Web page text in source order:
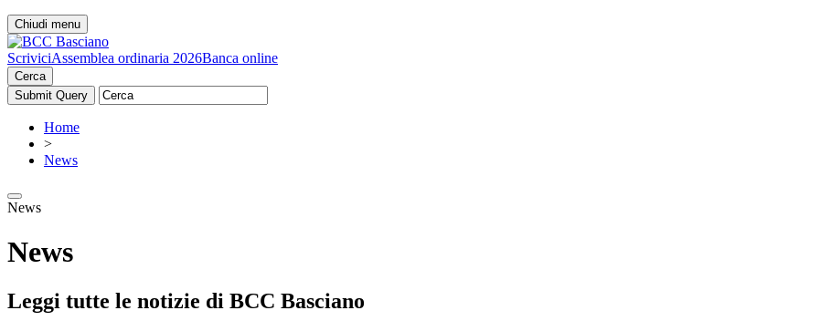
Chiudi menu
ScriviciAssemblea ordinaria 2026Banca online
Cerca
Home
>
News
News
News
Leggi tutte le notizie di BCC Basciano